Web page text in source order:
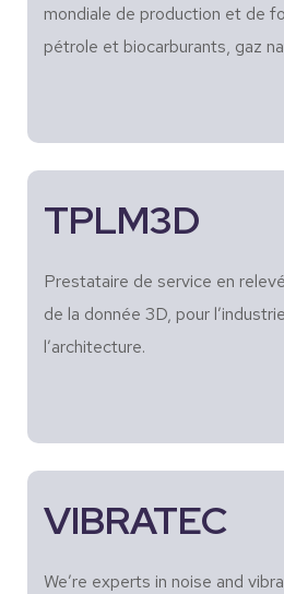
mondiale de production et de
pétrole et biocarburants, gaz
TPLM3D
Prestataire de service en
de la donnée 3D, pour
l’architecture.
VIBRATEC
We’re experts in noise and